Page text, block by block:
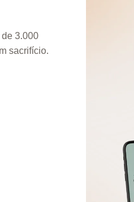
3.000
sacrifício.